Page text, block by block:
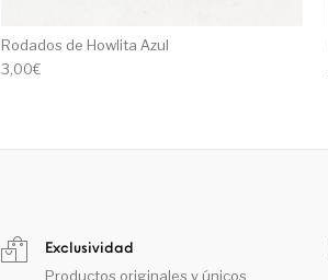
Rodados de Howlita Azul
3,00€
Exclusividad
Productos originales y únicos